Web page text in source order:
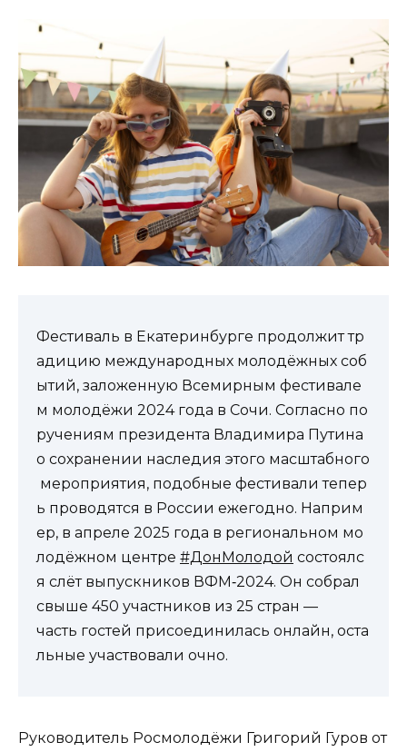
Фестиваль в Екатеринбурге продолжит тр
адицию международных молодёжных соб
ытий, заложенную Всемирным фестивале
м молодёжи 2024 года в Сочи. Согласно по
ручениям президента Владимира Путина
о сохранении наследия этого масштабного
мероприятия, подобные фестивали тепер
ь проводятся в России ежегодно. Наприм
ер, в апреле 2025 года в региональном мо
лодёжном центре #ДонМолодой состоялс
я слёт выпускников ВФМ‑2024. Он собрал
свыше 450 участников из 25 стран —
часть гостей присоединилась онлайн, оста
льные участвовали очно.
Руководитель Росмолодёжи Григорий Гуров от